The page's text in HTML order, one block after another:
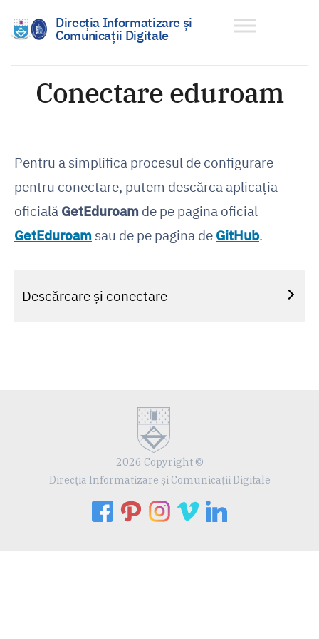
conținut
Direcția Informatizare și
Comunicații Digitale
Conectare eduroam
Pentru a simplifica procesul de configurare
pentru conectare, putem descărca aplicația
oficială GetEduroam de pe pagina oficial
GetEduroam sau de pe pagina de GitHub.
Descărcare și conectare
2026 Copyright ©
Direcția Informatizare și Comunicații Digitale